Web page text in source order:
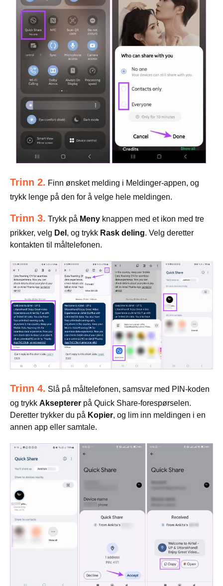
Trinn 2. Finn ønsket melding i Meldinger-appen, og
trykk lenge på den for å velge hele meldingen.
Trinn 3. Trykk på Meny knappen med et ikon med tre
prikker, velg Del , og trykk Rask deling. Velg deretter
kontakten til måltelefonen.
Trinn 4. Slå på måltelefonen, samsvar med PIN-koden
og trykk Aksepterer på Quick Share-forespørselen.
Deretter trykker du på Kopier, og lim inn meldingen i en
annen app eller samtale.